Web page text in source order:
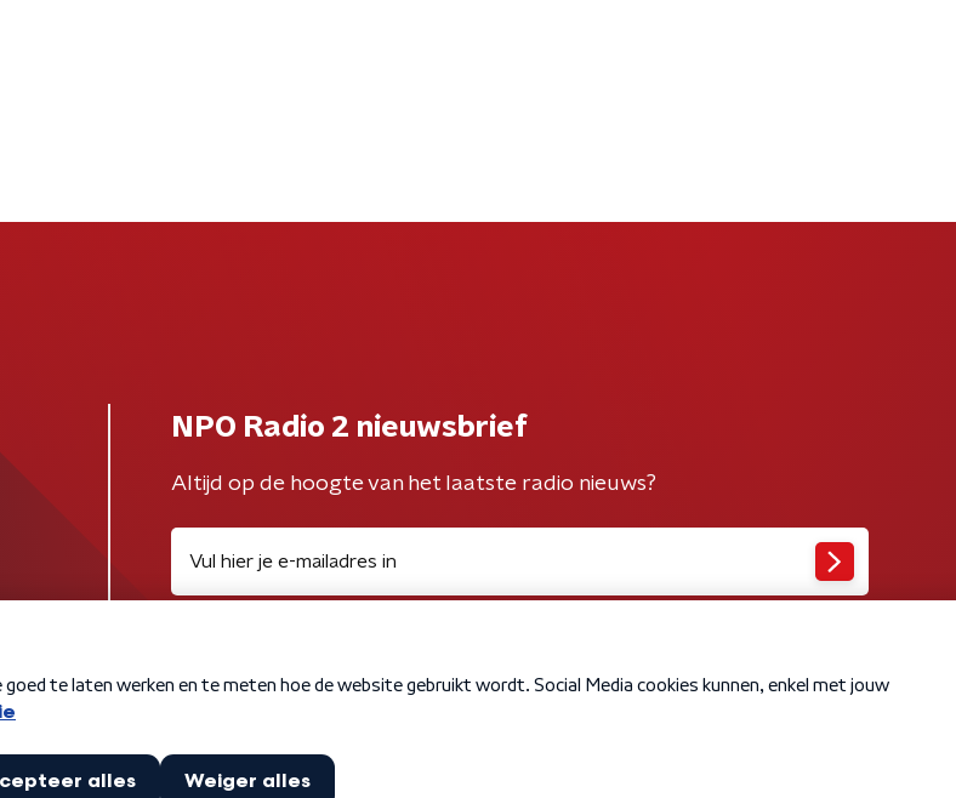
NPO Radio 2 nieuwsbrief
Altijd op de hoogte van het laatste radio nieuws?